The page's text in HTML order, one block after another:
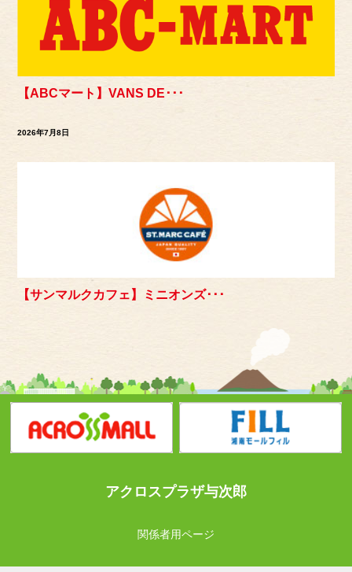
【ABCマート】VANS DE･･･
2026年7月8日
【サンマルクカフェ】ミニオンズ･･･
アクロスプラザ与次郎
関係者用ページ